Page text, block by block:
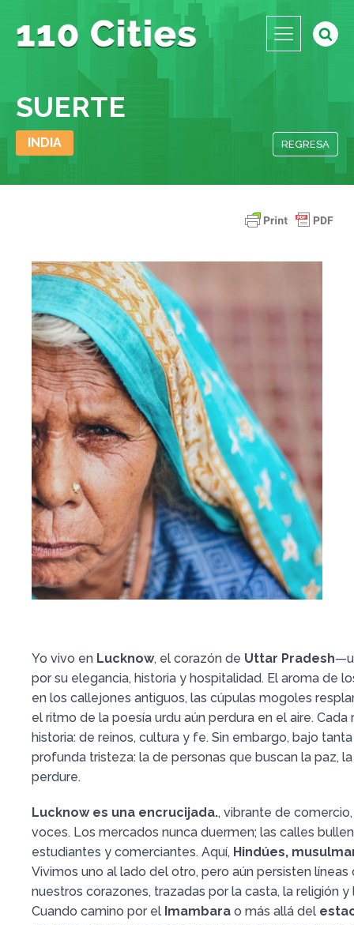
SUERTE
INDIA REGRESA
Yo vivo en Lucknow, el corazón de Uttar Pradesh
por su elegancia, historia y hospitalidad. El aroma de
en los callejones antiguos, las cúpulas mogoles
el ritmo de la poesía urdu aún perdura en el aire. Cada
historia: de reinos, cultura y fe. Sin embargo, bajo
profunda tristeza: la de personas que buscan la paz,
perdure.
Lucknow es una encrucijada., vibrante de
voces. Los mercados nunca duermen; las calles
estudiantes y comerciantes. Aquí, Hindúes,
Vivimos uno al lado del otro, pero aún persisten líneas
nuestros corazones, trazadas por la casta, la religión y
Cuando camino por el Imambara o más allá del